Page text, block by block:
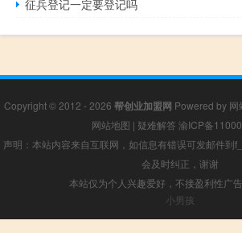
征兵登记一定要登记吗
Copyright © 2012 - 2026 帮创业加盟网 Powered by 网
网站地图 | 疑难解答 渝ICP备
声明：本站内容来自互联网，如信息有错误可发邮件到
会及时纠正，谢谢
本站仅为个人兴趣爱好，不接盈利性广
小男孩